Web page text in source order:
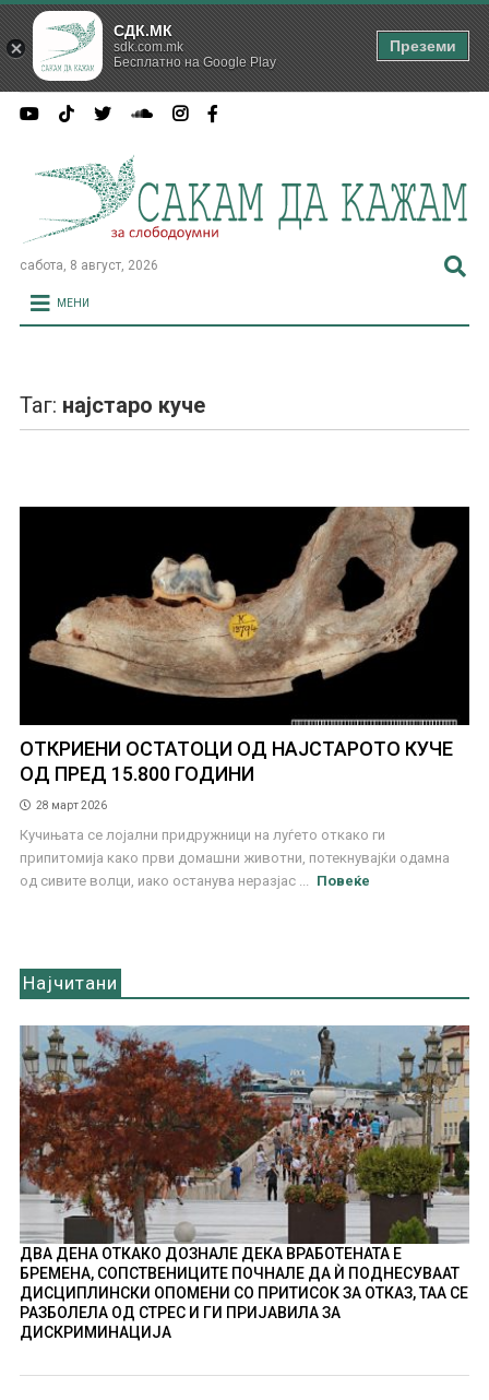
сабота, 8 август, 2026
МЕНИ
Таг: најстаро куче
ОТКРИЕНИ ОСТАТОЦИ ОД НАЈСТАРОТО КУЧЕ
ОД ПРЕД 15.800 ГОДИНИ
28 март 2026
Кучињата се лојални придружници на луѓето откако ги
припитомија како први домашни животни, потекнувајќи одамна
од сивите волци, иако останува неразјас ...
Повеќе
Најчитани
ДВА ДЕНА ОТКАКО ДОЗНАЛЕ ДЕКА ВРАБОТЕНАТА Е
БРЕМЕНА, СОПСТВЕНИЦИТЕ ПОЧНАЛЕ ДА Ѝ ПОДНЕСУВААТ
ДИСЦИПЛИНСКИ ОПОМЕНИ СО ПРИТИСОК ЗА ОТКАЗ, ТАА СЕ
РАЗБОЛЕЛА ОД СТРЕС И ГИ ПРИЈАВИЛА ЗА
ДИСКРИМИНАЦИЈА
СДК.МК
sdk.com.mk
Бесплатно на Google Play
Преземи